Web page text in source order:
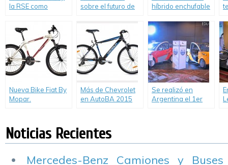
la RSE como
sustentable
sobre el futuro de
híbrido enchufable
Nueva Bike Fiat By
Mopar.
Más de Chevrolet
en AutoBA 2015
Se realizó en
Argentina el 1er
Noticias Recientes
Mercedes-Benz Camiones y